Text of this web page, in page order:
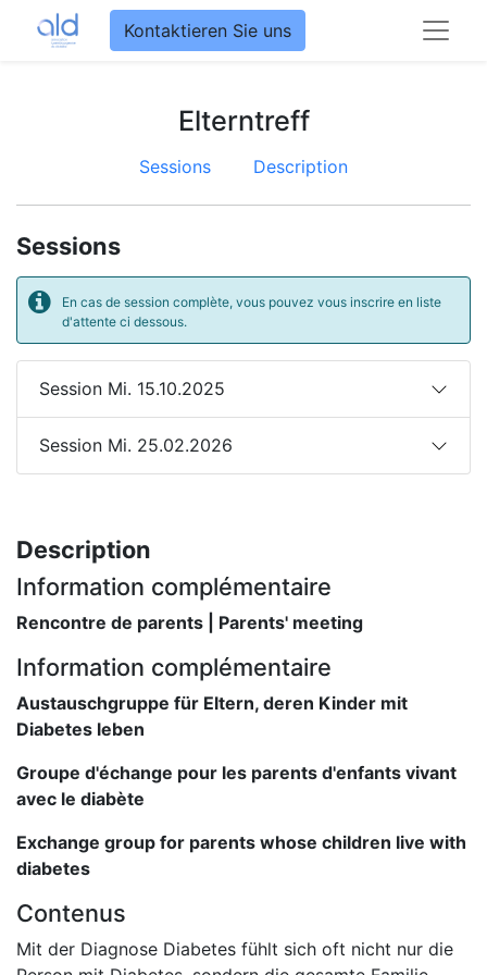
Kontaktieren Sie uns
Elterntreff
Sessions Description
Sessions
En cas de session complète, vous pouvez vous inscrire en liste
d'attente ci dessous.
Session Mi. 15.10.2025
Session Mi. 25.02.2026
Description
Information complémentaire
Rencontre de parents | Parents' meeting
Information complémentaire
Austauschgruppe für Eltern, deren Kinder mit
Diabetes leben
Groupe d'échange pour les parents d'enfants vivant
avec le diabète
Exchange group for parents whose children live with
diabetes
Contenus
Mit der Diagnose Diabetes fühlt sich oft nicht nur die